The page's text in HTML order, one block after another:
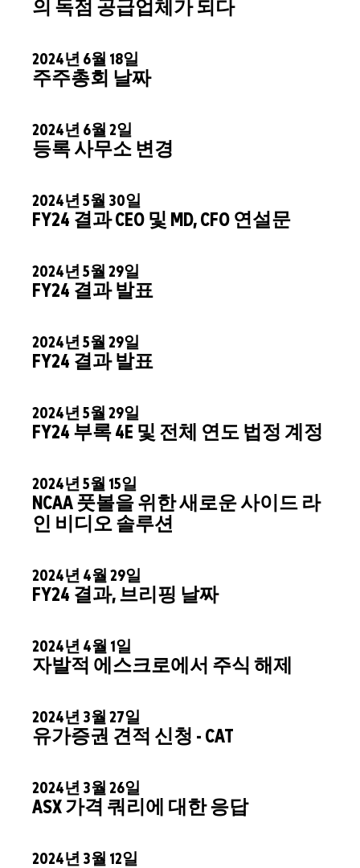
의 독점 공급업체가 되다
2024년 6월 18일
주주총회 날짜
2024년 6월 2일
등록 사무소 변경
2024년 5월 30일
FY24 결과 CEO 및 MD, CFO 연설문
2024년 5월 29일
FY24 결과 발표
2024년 5월 29일
FY24 결과 발표
2024년 5월 29일
FY24 부록 4E 및 전체 연도 법정 계정
2024년 5월 15일
NCAA 풋볼을 위한 새로운 사이드 라
인 비디오 솔루션
2024년 4월 29일
FY24 결과, 브리핑 날짜
2024년 4월 1일
자발적 에스크로에서 주식 해제
2024년 3월 27일
유가증권 견적 신청 - CAT
2024년 3월 26일
ASX 가격 쿼리에 대한 응답
2024년 3월 12일